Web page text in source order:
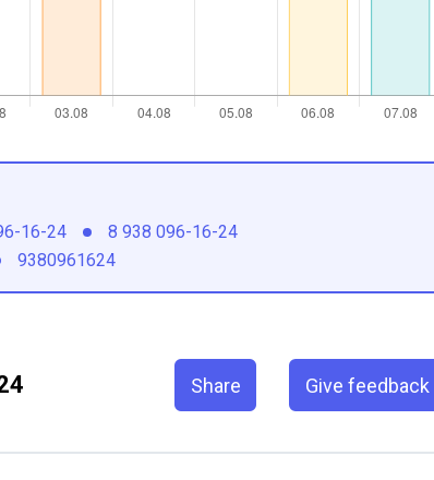
16-24
8 938 096-16-24
9380961624
Share Give feedback